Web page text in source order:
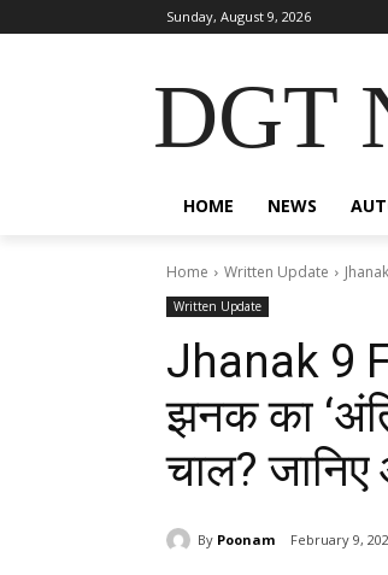
Sunday, August 9, 2026
DGT
HOME NEWS
Home Written Update
Written Update
Jhanak 9
झनक का
चाल?
By Poonam February 9,